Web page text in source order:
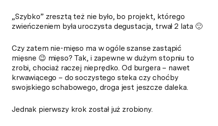
„Szybko” zresztą też nie było, bo projekt, którego
zwieńczeniem była uroczysta degustacja, trwał 2 lata 🙂
Czy zatem nie-mięso ma w ogóle szanse zastąpić
mięsne 😉 mięso? Tak, i zapewne w dużym stopniu to
zrobi, chociaż raczej nieprędko. Od burgera – nawet
krwawiącego – do soczystego steka czy choćby
swojskiego schabowego, droga jest jeszcze daleka.
Jednak pierwszy krok został już zrobiony.